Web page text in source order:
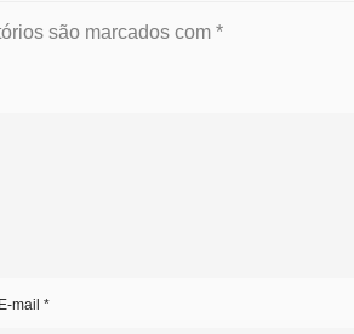
são marcados com *
E-mail *